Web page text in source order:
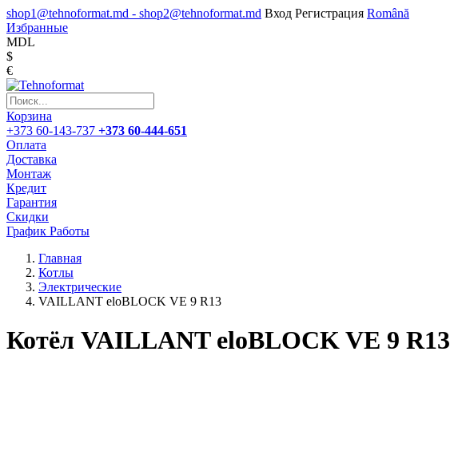
shop1@tehnoformat.md - shop2@tehnoformat.md Вход Регистрация Română
Избранные
MDL
$
€
Корзина
+373 60-143-737 +373 60-444-651
Оплата
Доставка
Монтаж
Кредит
Гарантия
Скидки
График Работы
Главная
Котлы
Электрические
VAILLANT eloBLOCK VE 9 R13
Котёл VAILLANT eloBLOCK VE 9 R13